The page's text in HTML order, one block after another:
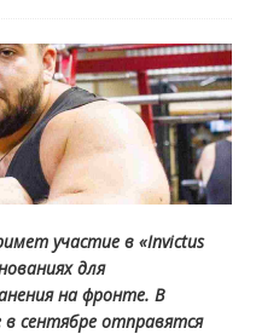
участие в «Invictus
для
на фронте. В
сентябре отправятся